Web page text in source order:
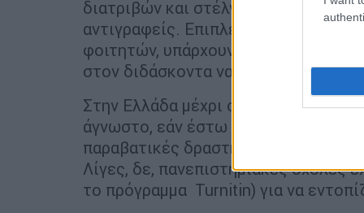
διατριβών και στέλνουν στη
αντιγραφείς. Επιπλέον, και κυρίως
φοιτητών, υπάρχουν αυστηρά
στον διδάσκοντα να αντιληφθεί,
Στην Ελλάδα μέχρι σήμερα κανείς
άγνωστο, εάν έστω και μια εταιρεία
παραβατικές δραστηριότητες έχει
Λίγες, δε, πανεπιστημιακές σχολές
το πρόγραμμα Turnitin) για να